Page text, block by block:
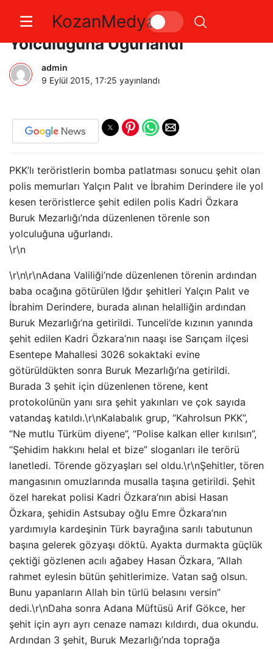
KozanMedya
Adana’lı 3 Şehidimiz Son
Yolculuğuna Uğurlandı
admin
9 Eylül 2015, 17:25 yayınlandı
PKK’lı teröristlerin bomba patlatması sonucu şehit olan
polis memurları Yalçın Palıt ve İbrahim Derindere ile yol
kesen teröristlerce şehit edilen polis Kadri Özkara
Buruk Mezarlığı’nda düzenlenen törenle son
yolculuğuna uğurlandı.
\r\n
\r\n\r\nAdana Valiliği’nde düzenlenen törenin ardından
baba ocağına götürülen Iğdır şehitleri Yalçın Palıt ve
İbrahim Derindere, burada alınan helalliğin ardından
Buruk Mezarlığı’na getirildi. Tunceli’de kızının yanında
şehit edilen Kadri Özkara’nın naaşı ise Sarıçam ilçesi
Esentepe Mahallesi 3026 sokaktaki evine
götürüldükten sonra Buruk Mezarlığı’na getirildi.
Burada 3 şehit için düzenlenen törene, kent
protokolünün yanı sıra şehit yakınları ve çok sayıda
vatandaş katıldı.\r\nKalabalık grup, “Kahrolsun PKK”,
“Ne mutlu Türküm diyene”, “Polise kalkan eller kırılsın”,
“Şehidim hakkını helal et bize” sloganları ile terörü
lanetledi. Törende gözyaşları sel oldu.\r\nŞehitler, tören
mangasının omuzlarında musalla taşına getirildi. Şehit
özel harekat polisi Kadri Özkara’nın abisi Hasan
Özkara, şehidin Astsubay oğlu Emre Özkara’nın
yardımıyla kardeşinin Türk bayrağına sarılı tabutunun
başına gelerek gözyaşı döktü. Ayakta durmakta güçlük
çektiği gözlenen acılı ağabey Hasan Özkara, “Allah
rahmet eylesin bütün şehitlerimize. Vatan sağ olsun.
Bunu yapanların Allah bin türlü belasını versin”
dedi.\r\nDaha sonra Adana Müftüsü Arif Gökce, her
şehit için ayrı ayrı cenaze namazı kıldırdı, dua okundu.
Ardından 3 şehit, Buruk Mezarlığı’nda toprağa